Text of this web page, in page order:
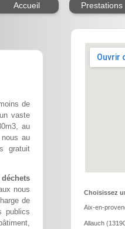
Accueil Prestations
de
vaste
au
au
gratuit
nous
de
publics
Choisissez
Aix-en-
Allauch